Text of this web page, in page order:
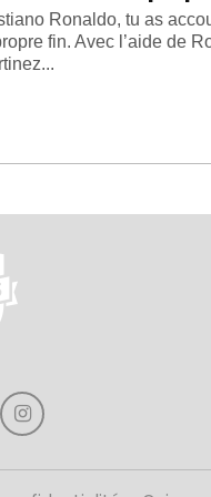
Ronaldo, tu as
fin. Avec l’aide de